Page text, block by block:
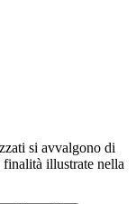
si avvalgono di
illustrate nella